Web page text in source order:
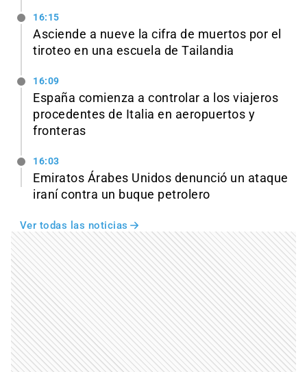
16:15
Asciende a nueve la cifra de muertos por el
tiroteo en una escuela de Tailandia
16:09
España comienza a controlar a los viajeros
procedentes de Italia en aeropuertos y
fronteras
16:03
Emiratos Árabes Unidos denunció un ataque
iraní contra un buque petrolero
Ver todas las noticias